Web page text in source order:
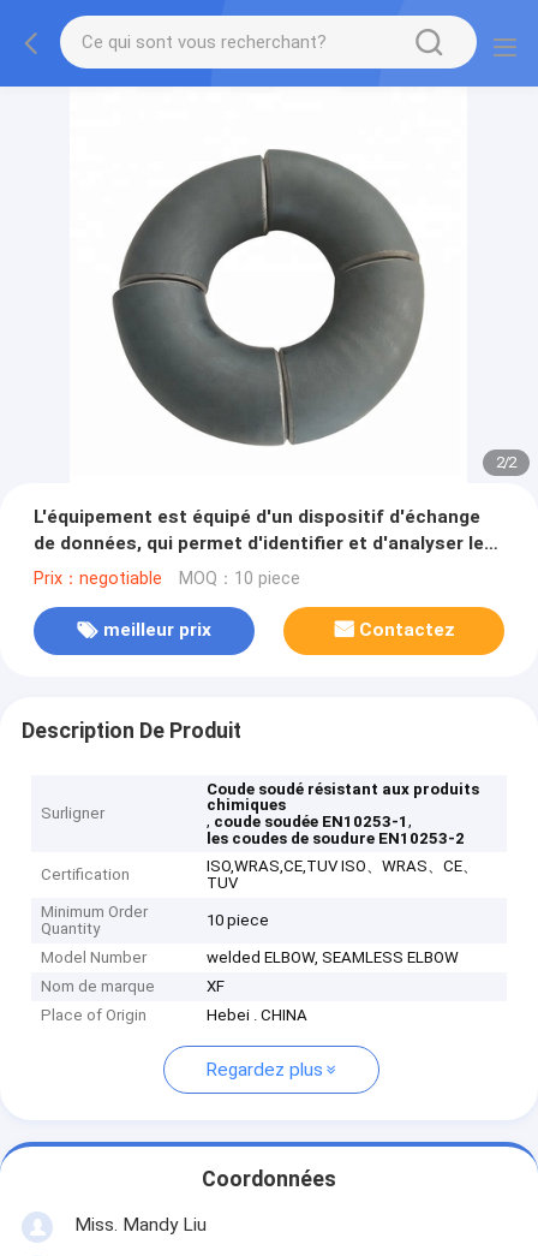
2/2
L'équipement est équipé d'un dispositif d'échange
de données, qui permet d'identifier et d'analyser les
données.
Prix：negotiable MOQ：10 piece
meilleur prix Contactez
Description De Produit
Surligner
Coude soudé résistant aux produits
chimiques
, coude soudée EN10253-1,
les coudes de soudure EN10253-2
Certification
ISO,WRAS,CE,TUV ISO、WRAS、CE、
TUV
Minimum Order
Quantity
10 piece
Model Number
welded ELBOW, SEAMLESS ELBOW
Nom de marque
XF
Place of Origin
Hebei . CHINA
Regardez plus
Coordonnées
Miss. Mandy Liu